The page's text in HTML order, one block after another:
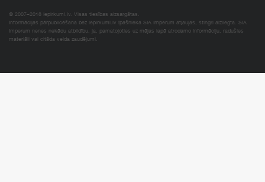
© 2007–2018 Iepirkumi.lv. Visas tiesības aizsargātas.
Informācijas pārpublicēšana bez iepirkumi.lv īpašnieka SIA Imperum atļaujas, stingri aizliegta. SIA
Imperum nenes nekādu atbildību, ja, pamatojoties uz mājas lapā atrodamo informāciju, radušies
materiāli vai citāda veida zaudējumi.